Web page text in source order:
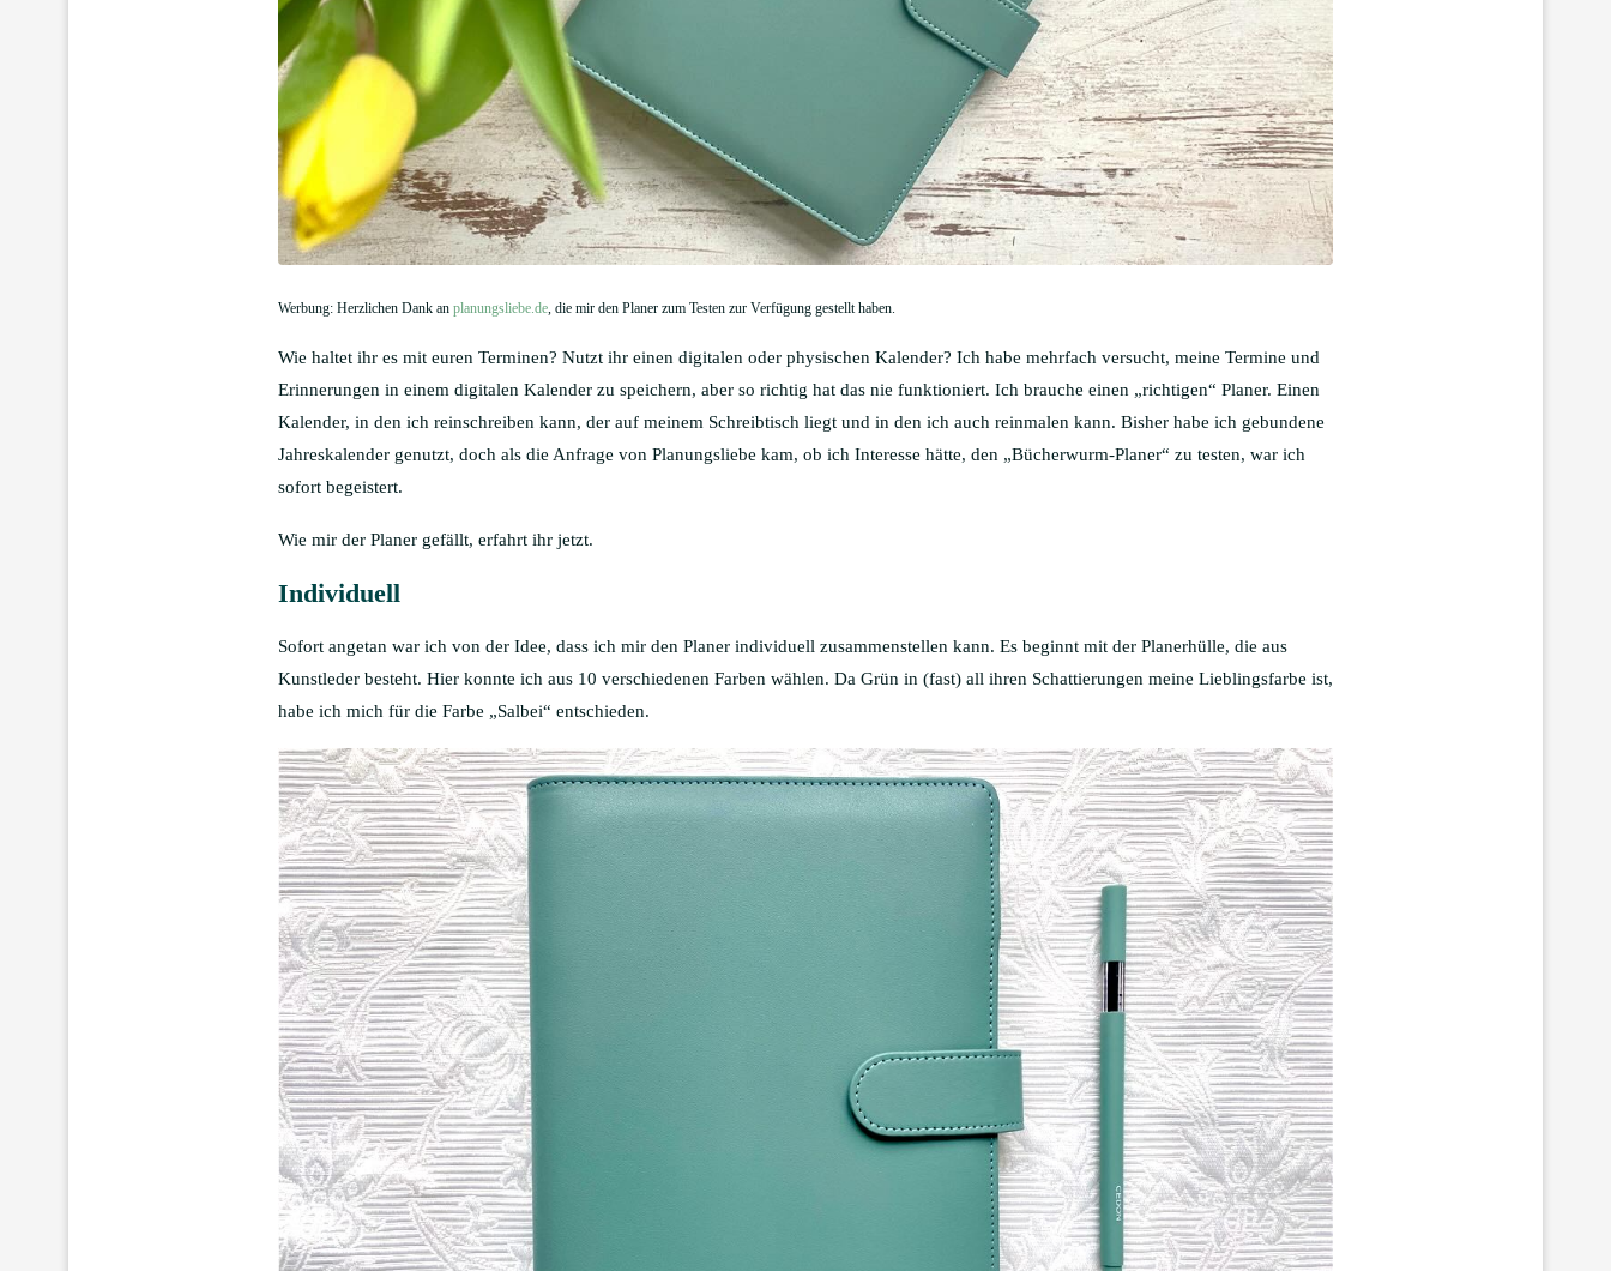
Werbung: Herzlichen Dank an planungsliebe.de, die mir den Planer zum Testen zur Verfügung gestellt haben.
Wie haltet ihr es mit euren Terminen? Nutzt ihr einen digitalen oder physischen Kalender? Ich habe mehrfach versucht, meine Termine und
Erinnerungen in einem digitalen Kalender zu speichern, aber so richtig hat das nie funktioniert. Ich brauche einen „richtigen“ Planer. Einen
Kalender, in den ich reinschreiben kann, der auf meinem Schreibtisch liegt und in den ich auch reinmalen kann. Bisher habe ich gebundene
Jahreskalender genutzt, doch als die Anfrage von Planungsliebe kam, ob ich Interesse hätte, den „Bücherwurm-Planer“ zu testen, war ich
sofort begeistert.
Wie mir der Planer gefällt, erfahrt ihr jetzt.
Individuell
Sofort angetan war ich von der Idee, dass ich mir den Planer individuell zusammenstellen kann. Es beginnt mit der Planerhülle, die aus
Kunstleder besteht. Hier konnte ich aus 10 verschiedenen Farben wählen. Da Grün in (fast) all ihren Schattierungen meine Lieblingsfarbe ist,
habe ich mich für die Farbe „Salbei“ entschieden.